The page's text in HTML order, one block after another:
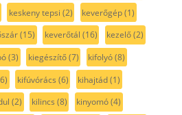
keskeny tepsi (2) keverőgép(1)
(15) keverőtál (16) kezelő(2)
(3) kiegészítő(7) kifolyó(8)
kifúvórács (6) kihajtád(1)
(2) kilincs (8) kinyomó(4)